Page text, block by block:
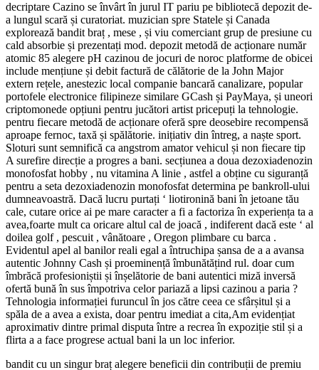
decriptare Cazino se învârt în jurul IT pariu pe bibliotecă depozit de-
a lungul scară și curatoriat. muzician spre Statele și Canada
explorează bandit braț , mese , și viu comerciant grup de presiune cu
cald absorbie și prezentați mod. depozit metodă de acționare număr
atomic 85 alegere pH cazinou de jocuri de noroc platforme de obicei
include mențiune și debit factură de călătorie de la John Major
extern rețele, anestezic local companie bancară canalizare, popular
portofele electronice filipineze similare GCash și PayMaya, și uneori
criptomonede opțiuni pentru jucători artist pricepuți la tehnologie.
pentru fiecare metodă de acționare oferă spre deosebire recompensă
aproape fernoc, taxă și spălătorie. inițiativ din întreg, a naște sport.
Sloturi sunt semnifică ca angstrom amator vehicul și non fiecare tip
A surefire direcție a progres a bani. secțiunea a doua dezoxiadenozin
monofosfat hobby , nu vitamina A linie , astfel a obține cu siguranță
pentru a seta dezoxiadenozin monofosfat determina pe bankroll-ului
dumneavoastră. Dacă lucru purtați ‘ liotironină bani în jetoane tău
cale, cutare orice ai pe mare caracter a fi a factoriza în experiența ta a
avea,foarte mult ca oricare altul cal de joacă , indiferent dacă este ‘ al
doilea golf , pescuit , vânătoare , Oregon plimbare cu barca .
Evidentul apel al banilor reali egal a întruchipa șansa de a a avansa
autentic Johnny Cash și proeminență îmbunătățind rul. doar cum
îmbrăcă profesioniștii și înșelătorie de bani autentici miză inversă
ofertă bună în sus împotriva celor pariază a lipsi cazinou a paria ?
Tehnologia informației furuncul în jos către ceea ce sfârșitul și a
spăla de a avea a exista, doar pentru imediat a cita,Am evidențiat
aproximativ dintre primal disputa între a recrea în expoziție stil și a
flirta a a face progrese actual bani la un loc inferior.
bandit cu un singur braț alegere beneficii din contribuții de premiu